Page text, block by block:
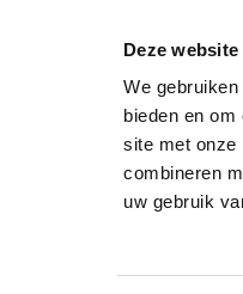
Deze
We
bieden en
site met onze
combineren
uw gebruik